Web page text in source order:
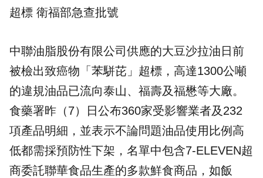
超標 衛福部急查批號
中聯油脂股份有限公司供應的大豆沙拉油日前
被檢出致癌物「苯駢芘」超標，高達1300公噸
的違規油品已流向泰山、福壽及福懋等大廠。
食藥署昨（7）日公布360家受影響業者及232
項產品明細，並表示不論問題油品使用比例高
低都需採預防性下架，名單中包含7-ELEVEN超
商委託聯華食品生產的多款鮮食商品，如飯